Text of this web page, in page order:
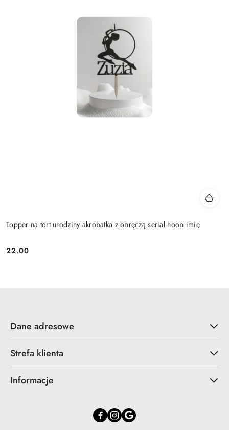
Topper na tort urodziny akrobatka z obręczą serial hoop imię
Cena:
22.00
Dane adresowe
Strefa klienta
Informacje